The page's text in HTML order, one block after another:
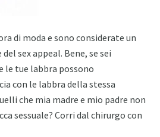
di moda e sono considerate un
sex appeal. Bene, se sei
le tue labbra possono
con le labbra della stessa
che mia madre e mio padre non
sessuale? Corri dal chirurgo con